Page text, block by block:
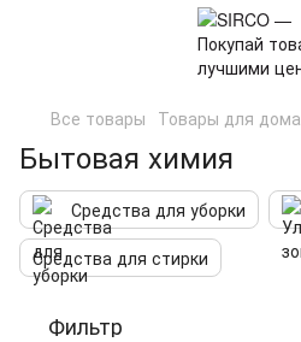
Все товары Товары для дома
Бытовая химия
Средства для уборки
Средства для стирки
Фильтр